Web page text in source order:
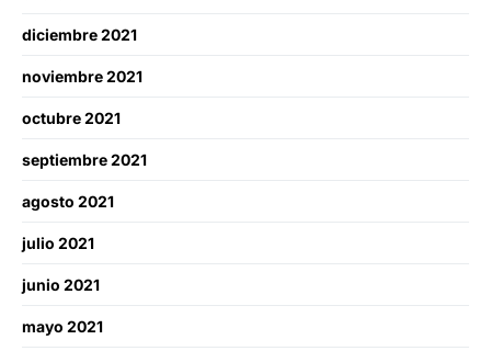
diciembre 2021
noviembre 2021
octubre 2021
septiembre 2021
agosto 2021
julio 2021
junio 2021
mayo 2021